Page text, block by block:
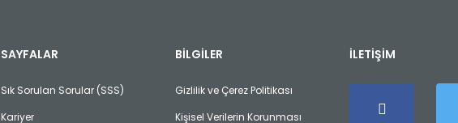
SAYFALAR
Sık Sorulan Sorular (SSS)
Kariyer
BİLGİLER
Gizlilik ve Çerez Politikası
Kişisel Verilerin Korunması
İLETİŞİM